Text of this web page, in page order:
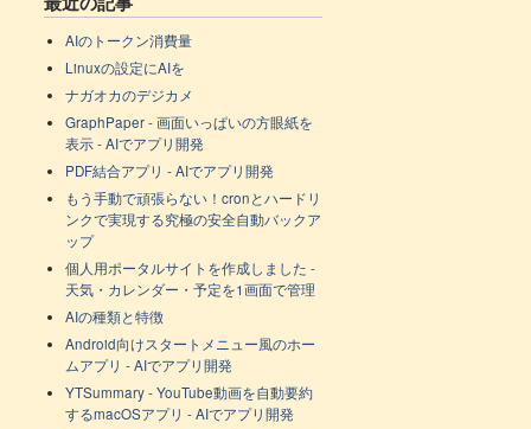
AIのトークン消費量
Linuxの設定にAIを
ナガオカのデジカメ
GraphPaper - 画面いっぱいの方眼紙を
表示 - AIでアプリ開発
PDF結合アプリ - AIでアプリ開発
もう手動で頑張らない！cronとハードリ
ンクで実現する究極の安全自動バックア
ップ
個人用ポータルサイトを作成しました -
天気・カレンダー・予定を1画面で管理
AIの種類と特徴
Android向けスタートメニュー風のホー
ムアプリ - AIでアプリ開発
YTSummary - YouTube動画を自動要約
するmacOSアプリ - AIでアプリ開発